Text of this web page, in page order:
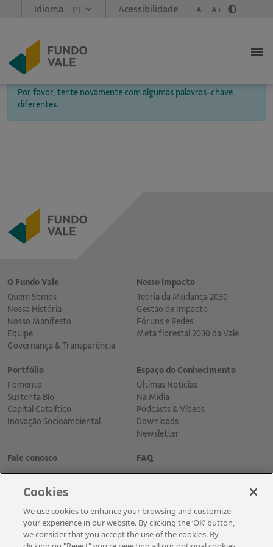
Idioma Acessibilidade A- A+
Nenhum conteúdo encontrado
Por favor, tente novamente com algumas palavras-chave
diferentes.
O Fundo Vale
Quem Somos
Nossa História
Nosso Manifesto
Equipe
Governança & Transparência
Nosso Impacto
Teoria da Mudança 2030
Gestão de Impacto
Fóruns e Redes
Meta florestal 2030 da Vale
Portfólio
Fomento
Sustenta Bio
Capital Catalítico
Inovação Socioambiental
Espaço do Conhecimento
Últimas Notícias
Na Mídia
Podcasts & Vídeos
Downloads
Newsletter
Fale conosco FAQ
Cookies
We use cookies to enhance your browsing and customize
your experience in our website. By clicking the ‘OK’ button,
we consider that you accept the use of the cookies. By